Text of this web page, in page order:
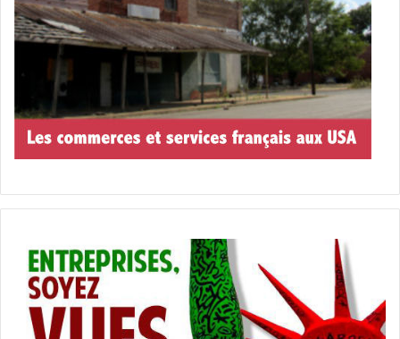
Les personnes présentes aux États-Unis depuis 30
jours ou plussans preuve d’enregistrement préalable
– aucun délai précis n’a été fixé pour cette catégorie.
Les personnes entrant aux États-Unis après le 11
avril 2025sans preuve d’enregistrement – elles
devront s’enregistrer dans les30 jours suivant leur
Les personnes atteignant l’âge de 14 ans aux États-
d’enregistrement préalable – elles devront
s’enregistrer dans les30 jours suivant leur 14e
anniversaire
Quels documents constituent une